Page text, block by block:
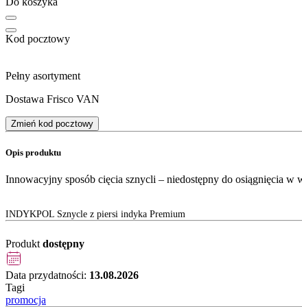
Kod pocztowy
Pełny asortyment
Dostawa Frisco VAN
Zmień kod pocztowy
Opis produktu
Innowacyjny sposób cięcia sznycli – niedostępny do osiągnięcia
INDYKPOL Sznycle z piersi indyka Premium
Produkt dostępny
Data przydatności: 13.08.2026
Tagi
promocja